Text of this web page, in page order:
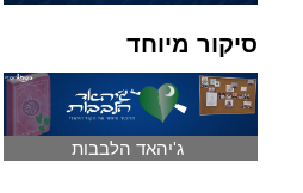
סיקור מיוחד
ג'יהאד הלבבות